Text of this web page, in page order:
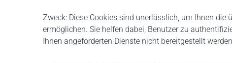
Zweck: Diese Cookies sind unerlässlich, um Ihnen
ermöglichen. Sie helfen dabei, Benutzer zu
Ihnen angeforderten Dienste nicht bereitgestellt